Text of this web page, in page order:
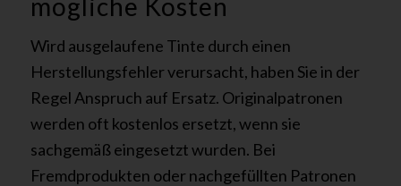
Wird ausgelaufene Tinte durch einen
Herstellungsfehler verursacht, haben Sie in der
Regel Anspruch auf Ersatz. Originalpatronen
werden oft kostenlos ersetzt, wenn sie
sachgemäß eingesetzt wurden. Bei
Fremdprodukten oder nachgefüllten Patronen